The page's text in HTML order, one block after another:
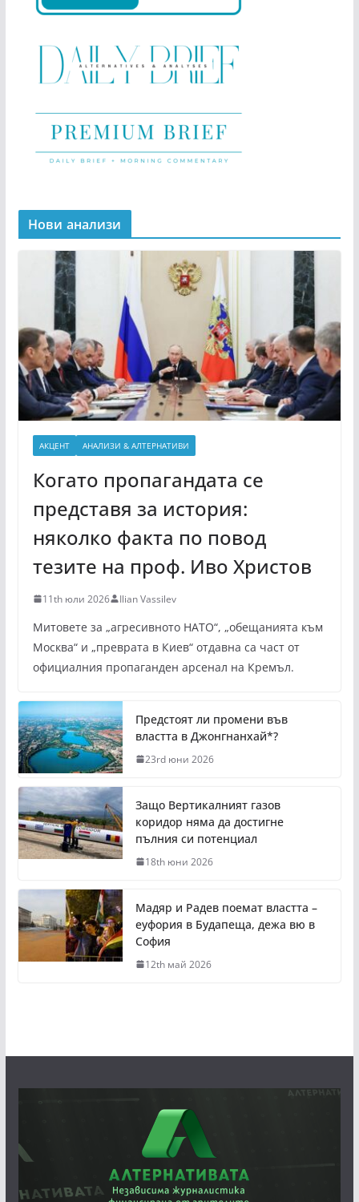
Нови анализи
АКЦЕНТ АНАЛИЗИ & АЛТЕРНАТИВИ
Когато пропагандата се
представя за история:
няколко факта по повод
тезите на проф. Иво Христов
11th юли 2026 Ilian Vassilev
Митовете за „агресивното НАТО“, „обещанията към
Москва“ и „преврата в Киев“ отдавна са част от
официалния пропаганден арсенал на Кремъл.
Предстоят ли промени във
властта в Джонгнанхай*?
23rd юни 2026
Защо Вертикалният газов
коридор няма да достигне
пълния си потенциал
18th юни 2026
Мадяр и Радев поемат властта –
еуфория в Будапеща, дежа вю в
София
12th май 2026